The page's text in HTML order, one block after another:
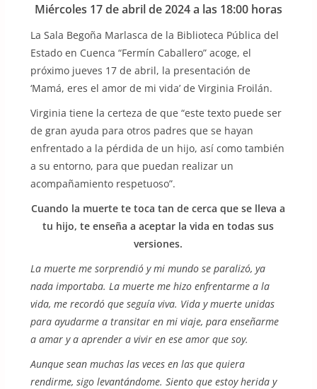
Miércoles 17 de abril de 2024 a las 18:00 horas
La Sala Begoña Marlasca de la Biblioteca Pública del
Estado en Cuenca “Fermín Caballero” acoge, el
próximo jueves 17 de abril, la presentación de
‘Mamá, eres el amor de mi vida’ de Virginia Froilán.
Virginia tiene la certeza de que “este texto puede ser
de gran ayuda para otros padres que se hayan
enfrentado a la pérdida de un hijo, así como también
a su entorno, para que puedan realizar un
acompañamiento respetuoso”.
Cuando la muerte te toca tan de cerca que se lleva a
tu hijo, te enseña a aceptar la vida en todas sus
versiones.
La muerte me sorprendió y mi mundo se paralizó, ya
nada importaba. La muerte me hizo enfrentarme a la
vida, me recordó que seguía viva. Vida y muerte unidas
para ayudarme a transitar en mi viaje, para enseñarme
a amar y a aprender a vivir en ese amor que soy.
Aunque sean muchas las veces en las que quiera
rendirme, sigo levantándome. Siento que estoy herida y